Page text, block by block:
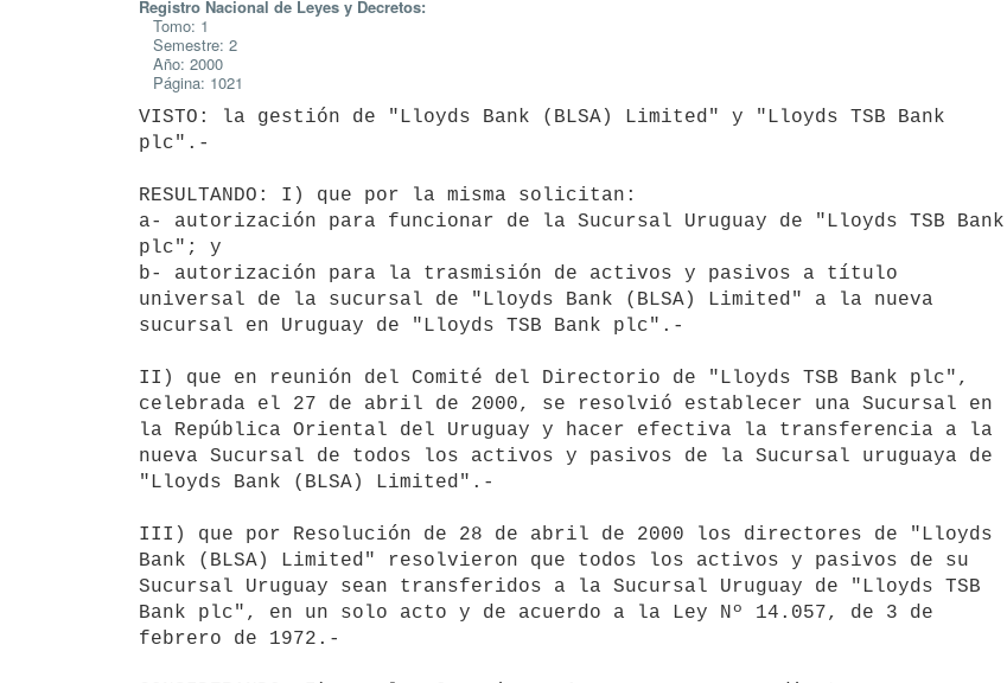
Registro Nacional de Leyes y Decretos:
Tomo: 1
Semestre: 2
Año: 2000
Página: 1021
VISTO: la gestión de "Lloyds Bank (BLSA) Limited" y "Lloyds TSB Bank
plc".-
RESULTANDO: I) que por la misma solicitan:
a- autorización para funcionar de la Sucursal Uruguay de "Lloyds TSB Bank
plc"; y
b- autorización para la trasmisión de activos y pasivos a título
universal de la sucursal de "Lloyds Bank (BLSA) Limited" a la nueva
sucursal en Uruguay de "Lloyds TSB Bank plc".-
II) que en reunión del Comité del Directorio de "Lloyds TSB Bank plc",
celebrada el 27 de abril de 2000, se resolvió establecer una Sucursal en
la República Oriental del Uruguay y hacer efectiva la transferencia a la
nueva Sucursal de todos los activos y pasivos de la Sucursal uruguaya de
"Lloyds Bank (BLSA) Limited".-
III) que por Resolución de 28 de abril de 2000 los directores de "Lloyds
Bank (BLSA) Limited" resolvieron que todos los activos y pasivos de su
Sucursal Uruguay sean transferidos a la Sucursal Uruguay de "Lloyds TSB
Bank plc", en un solo acto y de acuerdo a la Ley Nº 14.057, de 3 de
febrero de 1972.-